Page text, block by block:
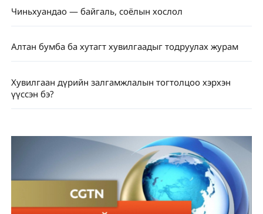
Чиньхуандао — байгаль, соёлын хослол
Алтан бумба ба хутагт хувилгаадыг тодруулах журам
Хувилгаан дүрийн залгамжлалын тогтолцоо хэрхэн
үүссэн бэ?